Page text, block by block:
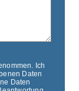
Ich
Daten
Daten